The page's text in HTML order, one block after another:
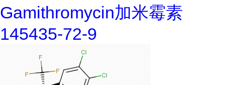
Gamithromycin加米霉素
145435-72-9